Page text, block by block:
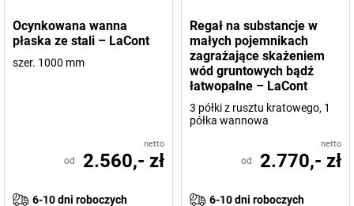
technologia przechowywania substancji niebezpiecznych, warto
zaufać sprawdzonym, zgodnym z przepisami i trwałym
produktom wysokiej jakości firmyLacont.
Made in Germany
Ocynkowana wanna
płaska ze stali – LaCont
szer. 1000 mm
netto
od 2.560,- zł
6-10 dni roboczych
Regał na substancje w
małych pojemnikach
zagrażające skażeniem
wód gruntowych bądź
łatwopalne – LaCont
3 półki z rusztu kratowego, 1
półka wannowa
netto
od 2.770,- zł
6-10 dni roboczych